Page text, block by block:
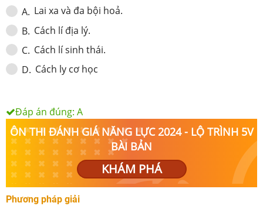
A. Lai xa và đa bội hoả.
B. Cách lí địa lý.
C. Cách lí sinh thái.
D. Cách ly cơ học
Đáp án đúng: A
ÔN THI ĐÁNH GIÁ NĂNG LỰC 2024 - LỘ TRÌNH 5V
BÀI BẢN
KHÁM PHÁ
Phương pháp giải